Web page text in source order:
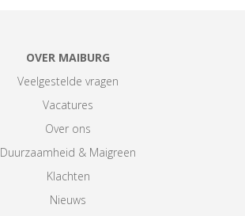
OVER MAIBURG
Veelgestelde vragen
Vacatures
Over ons
Duurzaamheid & Maigreen
Klachten
Nieuws